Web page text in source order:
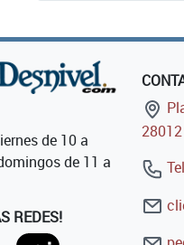
de 10 a
de 11 a
REDES!